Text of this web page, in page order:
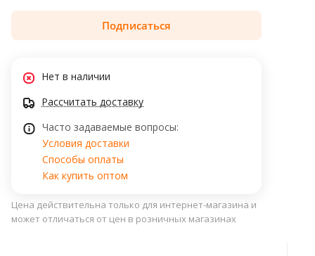
Подписаться
Нет в наличии
Рассчитать доставку
Часто задаваемые вопросы:
Условия доставки
Способы оплаты
Как купить оптом
Цена действительна только для интернет-магазина и
может отличаться от цен в розничных магазинах